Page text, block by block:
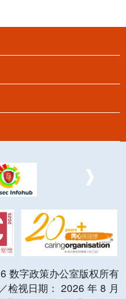
数字政策办公室版权所有
检视日期： 2026 年 8 月